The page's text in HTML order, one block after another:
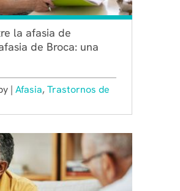
la afasia de
de Broca: una
| Afasia, Trastornos de